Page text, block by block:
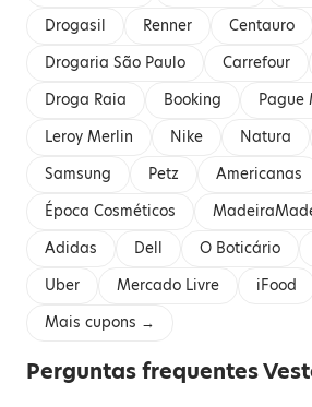
Drogasil
Renner
Centauro
Drogaria São Paulo
Carrefour
Droga Raia
Booking
Pague
Leroy Merlin
Nike Natura
Samsung
Petz Americanas
Época Cosméticos
Adidas
Dell O Boticário
Uber
Mercado Livre iFood
Mais cupons →
Perguntas frequentes